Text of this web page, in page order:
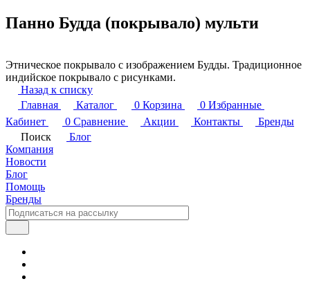
Панно Будда (покрывало) мульти
Этническое покрывало с изображением Будды. Традиционное
индийское покрывало с рисунками.
Назад к списку
Главная
Каталог 0 Корзина 0 Избранные
Кабинет
0 Сравнение Акции Контакты
Бренды
Поиск
Блог
Компания
Новости
Блог
Помощь
Бренды